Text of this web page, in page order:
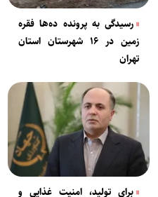
رسیدگی به پرونده ده‌ها فقره
زمین در ۱۶ شهرستان استان
تهران
برای تولید، امنیت غذایی و